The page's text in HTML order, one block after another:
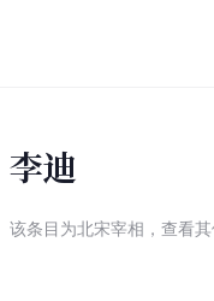
李迪
该条目为北宋宰相 ， 查看